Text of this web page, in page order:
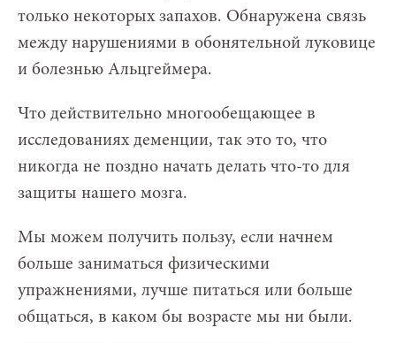
только некоторых запахов. Обнаружена связь
между нарушениями в обонятельной луковице
и болезнью Альцгеймера.
Что действительно многообещающее в
исследованиях деменции, так это то, что
никогда не поздно начать делать что-то для
защиты нашего мозга.
Мы можем получить пользу, если начнем
больше заниматься физическими
упражнениями, лучше питаться или больше
общаться, в каком бы возрасте мы ни были.